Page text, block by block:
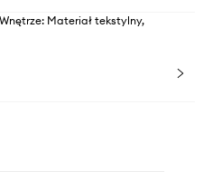
Materiał tekstylny,